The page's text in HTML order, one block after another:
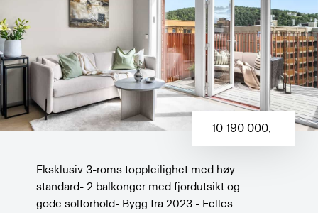
10 190 000,-
Eksklusiv 3-roms toppleilighet med høy
standard- 2 balkonger med fjordutsikt og
gode solforhold- Bygg fra 2023 - Felles